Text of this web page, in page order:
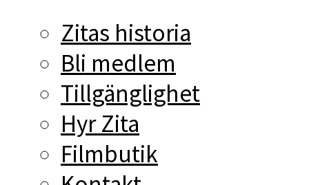
Zitas historia
Bli medlem
Tillgänglighet
Hyr Zita
Filmbutik